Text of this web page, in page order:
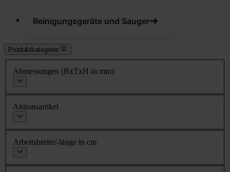
Reinigungsgeräte und Sauger
Produktkategorie
Abmessungen (BxTxH in mm)
Aktionsartikel
Arbeitsbreite/-länge in cm